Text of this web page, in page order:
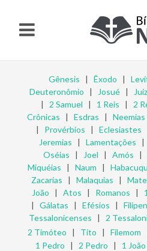
Gênesis | Êxodo |
Deuteronômio | Josué|
| 2 Samuel | 1 Reis | 2
Crônicas | Esdras | Neemias
| Provérbios | Eclesiastes
Jeremias | Lamentações |
Oséias | Joel | Amós |
Miquéias | Naum |
Zacarias | Malaquias |
João | Atos | Romanos |
| Gálatas | Efésios |
Tessalonicenses | 2
2 Timóteo | Tito | Filemom
1 Pedro | 2 Pedro | 1 João